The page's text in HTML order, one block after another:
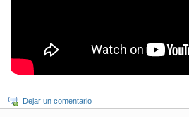
Dejar un comentario